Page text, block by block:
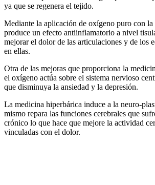
ya que se regenera el tejido.
Mediante la aplicación de oxígeno puro con la
produce un efecto antiinflamatorio a nivel
mejorar el dolor de las articulaciones y de los
en ellas.
Otra de las mejoras que proporciona la
el oxígeno actúa sobre el sistema nervioso
que disminuya la ansiedad y la depresión.
La medicina hiperbárica induce a la neuro-
mismo repara las funciones cerebrales que
crónico lo que hace que mejore la actividad
vinculadas con el dolor.